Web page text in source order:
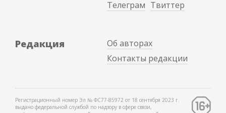
Телеграм Твиттер
Редакция
Об авторах
Контакты редакции
Регистрационный номер Эл № ФС77-85972 от 18 сентября 2023 г.
выдано федеральной службой по надзору в сфере связи,